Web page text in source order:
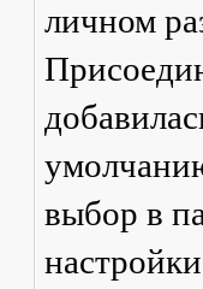
личном
выбор в